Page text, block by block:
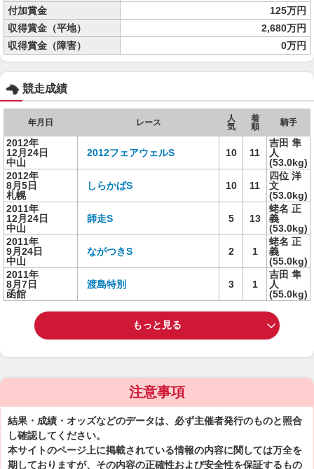
付加賞金
125万円
収得賞金（平地）
2,680万円
収得賞金（障害）
0万円
競走成績
年月日 レース
人
気
着
順
騎手
2012年
12月24日
中山
2012フェアウェルS 10 11
吉田 隼
人
(53.0kg)
2012年
8月5日
札幌
しらかばS 10 11
四位 洋
文
(53.0kg)
2011年
12月24日
中山
師走S 5 13
蛯名 正
義
(53.0kg)
2011年
9月24日
中山
ながつきS 2 1
蛯名 正
義
(55.0kg)
2011年
8月7日
函館
渡島特別 3 1
吉田 隼
人
(55.0kg)
もっと見る
注意事項
結果・成績・オッズなどのデータは、必ず主催者発行のものと照合
し確認してください。
本サイトのページ上に掲載されている情報の内容に関しては万全を
期しておりますが、その内容の正確性および安全性を保証するもの